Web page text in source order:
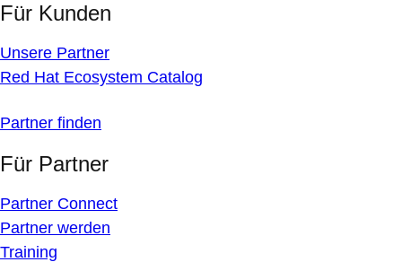
Für Kunden
Unsere Partner
Red Hat Ecosystem Catalog
Partner finden
Für Partner
Partner Connect
Partner werden
Training